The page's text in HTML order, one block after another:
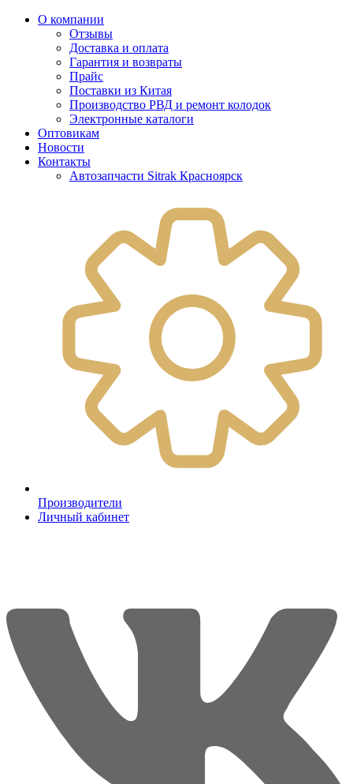
О компании
Отзывы
Доставка и оплата
Гарантия и возвраты
Прайс
Поставки из Китая
Производство РВД и ремонт колодок
Электронные каталоги
Оптовикам
Новости
Контакты
Автозапчасти Sitrak Красноярск
Производители
Личный кабинет